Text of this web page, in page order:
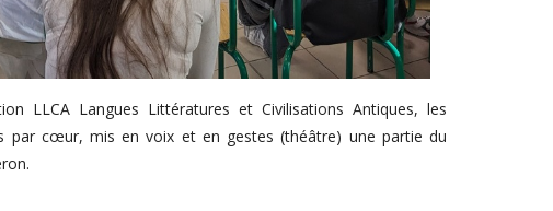
LLCA Langues Littératures et Civilisations Antiques, les
par cœur, mis en voix et en gestes (théâtre) une partie du